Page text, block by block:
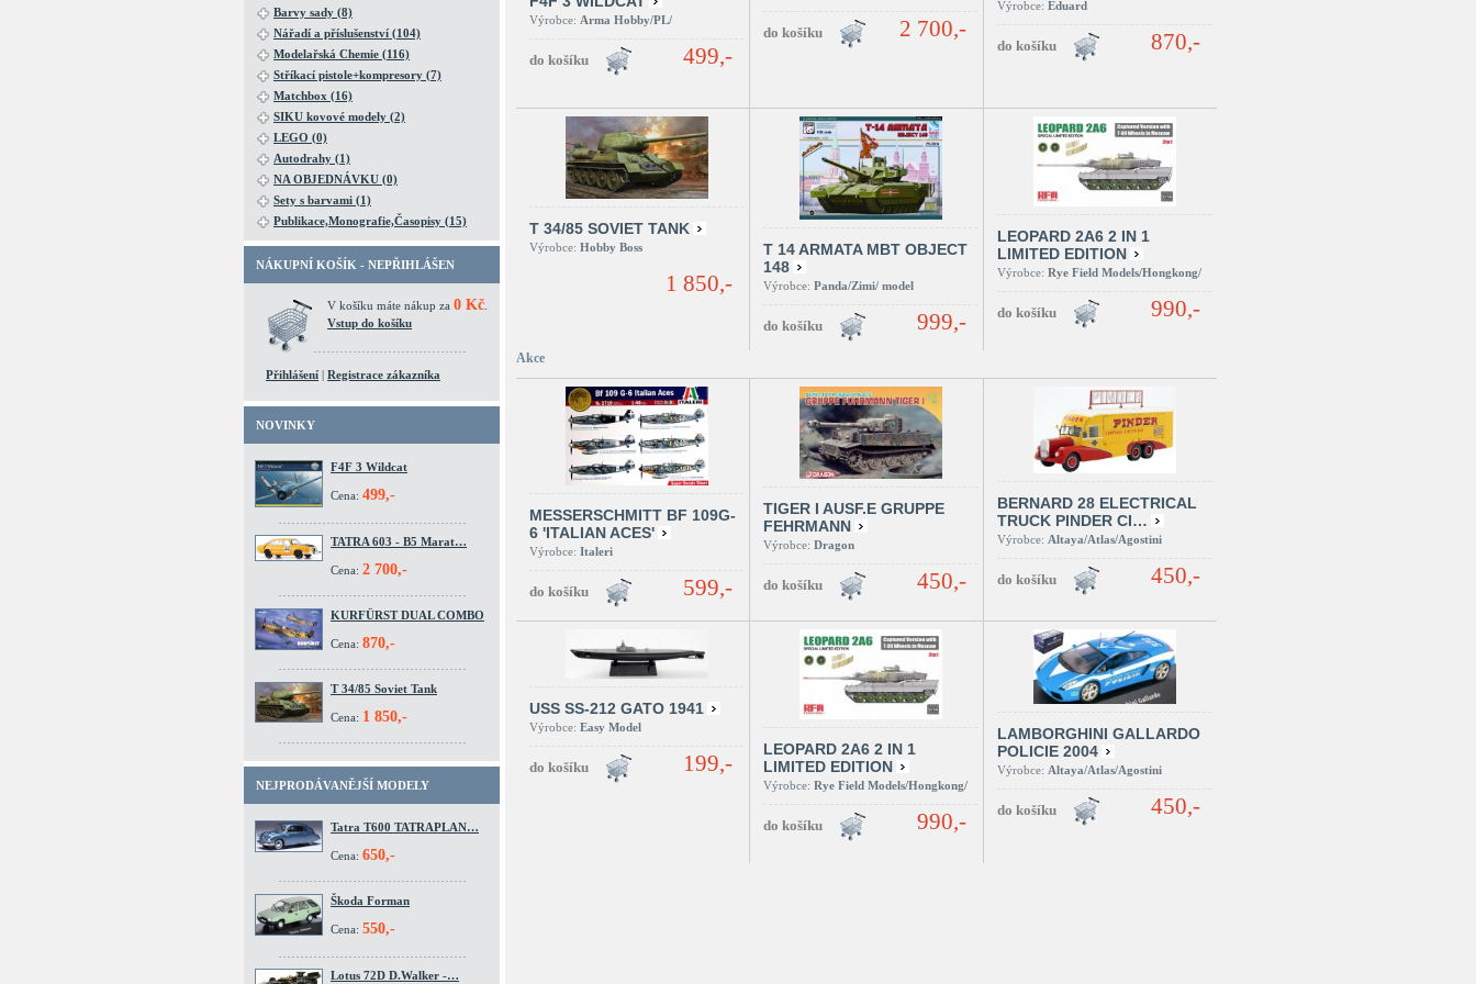
Barvy sady (8)
Nářadí a příslušenství (104)
Modelařská Chemie (116)
Stříkací pistole+kompresory (7)
Matchbox (16)
SIKU kovové modely (2)
LEGO (0)
Autodrahy (1)
NA OBJEDNÁVKU (0)
Sety s barvami (1)
Publikace,Monografie,Časopisy (15)
NÁKUPNÍ KOŠÍK - NEPŘIHLÁŠEN
V košíku máte nákup za 0 Kč
Vstup do košíku
Přihlášení | Registrace zákazníka
NOVINKY
F4F 3 Wildcat
Cena: 499,-
TATRA 603 - B5 Marat…
Cena: 2 700,-
KURFÜRST DUAL COMBO
Cena: 870,-
T 34/85 Soviet Tank
Cena: 1 850,-
NEJPRODÁVANĚJŠÍ MODELY
Tatra T600 TATRAPLAN…
Cena: 650,-
Škoda Forman
Cena: 550,-
Lotus 72D D.Walker -…
Výrobce: Arma Hobby/PL/
499,-
2 700,-
Výrobce: Eduard
870,-
T 34/85 SOVIET TANK
Výrobce: Hobby Boss
1 850,-
T 14 ARMATA MBT OBJECT
148
Výrobce: Panda/Zimi/ model
999,-
LEOPARD 2A6 2 IN 1
LIMITED EDITION
Výrobce: Rye Field Models/Hongkong/
990,-
Akce
MESSERSCHMITT BF 109G-
6 'ITALIAN ACES'
Výrobce: Italeri
599,-
TIGER I AUSF.E GRUPPE
FEHRMANN
Výrobce: Dragon
450,-
BERNARD 28 ELECTRICAL
TRUCK PINDER CI…
Výrobce: Altaya/Atlas/Agostini
450,-
USS SS-212 GATO 1941
Výrobce: Easy Model
199,-
LEOPARD 2A6 2 IN 1
LIMITED EDITION
Výrobce: Rye Field Models/Hongkong/
990,-
LAMBORGHINI GALLARDO
POLICIE 2004
Výrobce: Altaya/Atlas/Agostini
450,-